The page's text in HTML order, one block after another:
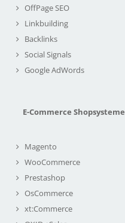
OffPage SEO
Linkbuilding
Backlinks
Social Signals
Google AdWords
E-Commerce Shopsysteme
Magento
WooCommerce
Prestashop
OsCommerce
xt:Commerce